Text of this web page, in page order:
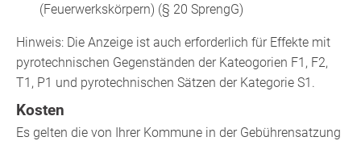
(Feuerwerkskörpern) (§ 20 SprengG)
Hinweis: Die Anzeige ist auch erforderlich für Effekte mit
pyrotechnischen Gegenständen der Kateogorien F1, F2,
T1, P1 und pyrotechnischen Sätzen der Kategorie S1.
Kosten
Es gelten die von Ihrer Kommune in der Gebührensatzung